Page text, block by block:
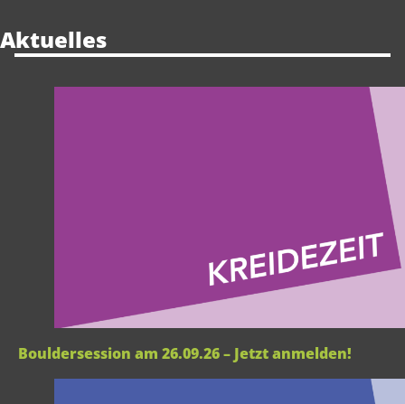
Aktuelles
Bouldersession am 26.09.26 – Jetzt anmelden!